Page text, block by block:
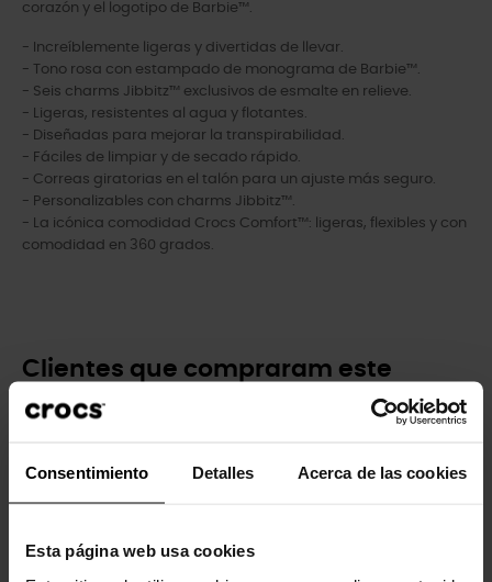
Consentimiento Detalles Acerca de las cookies
Esta página web usa cookies
corazón y el logotipo de Barbie™.
- Increíblemente ligeras y divertidas de llevar.
- Tono rosa con estampado de monograma de Barbie™.
- Seis charms Jibbitz™ exclusivos de esmalte en relieve.
- Ligeras, resistentes al agua y flotantes.
- Diseñadas para mejorar la transpirabilidad.
- Fáciles de limpiar y de secado rápido.
- Correas giratorias en el talón para un ajuste más seguro.
- Personalizables con charms Jibbitz™.
- La icónica comodidad Crocs Comfort™: ligeras, flexibles y con
comodidad en 360 grados.
Clientes que compraram este
produto também compraram: